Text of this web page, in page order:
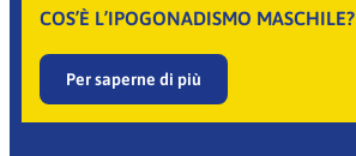
COS’È L’IPOGONADISMO MASCHILE?
Per saperne di più